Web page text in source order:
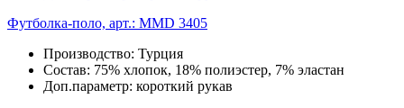
Футболка-поло, арт.: MMD 3405
Производство: Турция
Состав: 75% хлопок, 18% полиэстер, 7% эластан
Доп.параметр: короткий рукав